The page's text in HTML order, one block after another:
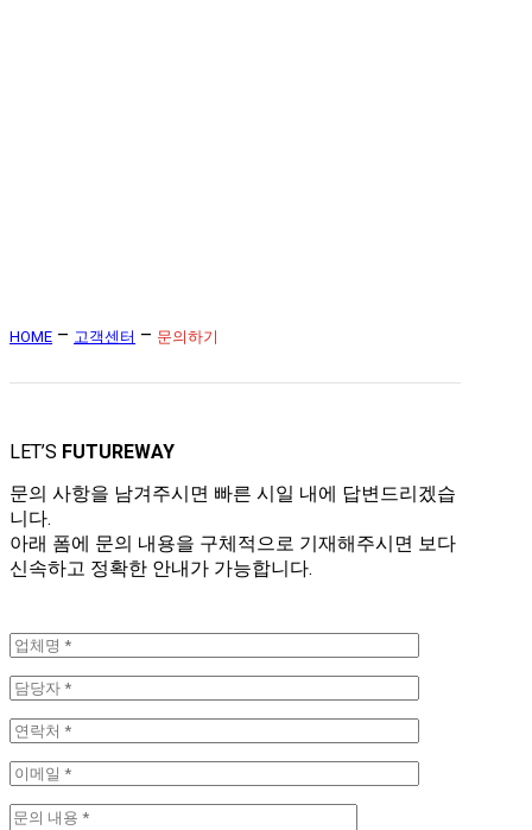
HOME – 고객센터 – 문의하기
LET’S FUTUREWAY
문의 사항을 남겨주시면 빠른 시일 내에 답변드리겠습
니다.
아래 폼에 문의 내용을 구체적으로 기재해주시면 보다
신속하고 정확한 안내가 가능합니다.